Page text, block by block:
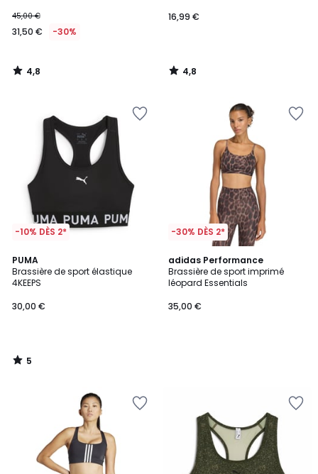
45,00 €
31,50 € -30%
4,8
/
16,99 €
4,8
/
-10% DÈS 2*
PUMA
Brassière de sport élastique
4KEEPS
30,00 €
5
/
5
5
/
-30% DÈS 2*
adidas Performance
Brassière de sport imprimé
léopard Essentials
35,00 €